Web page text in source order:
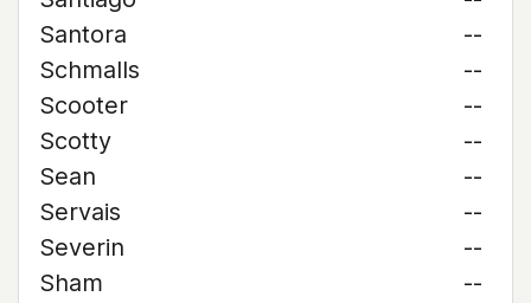
Santora
--
Schmalls
--
Scooter
--
Scotty
--
Sean
--
Servais
--
Severin
--
Sham
--